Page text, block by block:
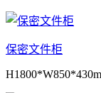
保密文件柜